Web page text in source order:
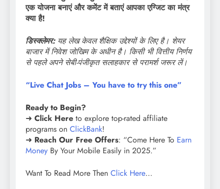
एक योजना बनाएं और कमेंट में बताएं आपका एग्जिट का मंत्र
क्या है!
डिस्क्लेमर:यह लेख केवल शैक्षिक उद्देश्यों के लिए है। शेयर
बाजार में निवेश जोखिम के अधीन है। किसी भी वित्तीय निर्णय
से पहले अपने सेबी-पंजीकृत सलाहकार से परामर्श जरूर लें।
“Live Chat Jobs – You have to try this one”
Ready to Begin?
➜ Click Here to explore top-rated affiliate
programs on ClickBank!
➜ Reach Our Free Offers: “Come Here To Earn
Money By Your Mobile Easily in 2025.”
Want To Read More Then Click Here…